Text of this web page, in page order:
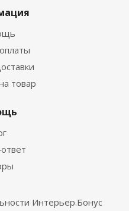
товар
Интерьер.Бонус